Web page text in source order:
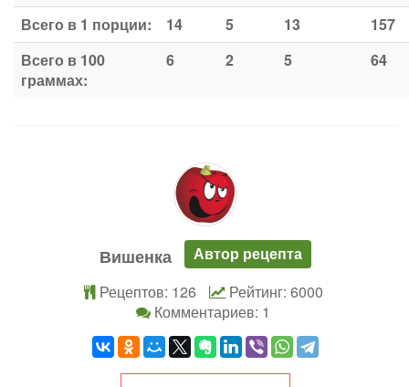
Всего в 1 порции:
14 5 13
157
Всего в 100
граммах:
6 2 5 64
Вишенка
Автор рецепта
Рецептов: 126
Рейтинг: 6000
Комментариев: 1